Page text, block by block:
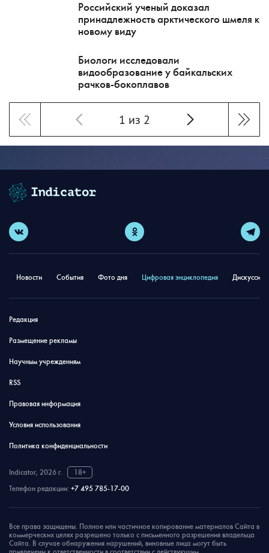
Российский ученый доказал
принадлежность арктического шмеля к
новому виду
Биологи исследовали
видообразование у байкальских
рачков-бокоплавов
1 из 2
Новости События Фото дня Цифровая энциклопедия
Редакция
Размещение рекламы
Научным учреждениям
RSS
Правовая информация
Условия использования
Политика конфиденциальности
Indicator, 2026 г.
18+
Телефон редакции: +7 495 785-17-00
Все права защищены. Полное или частичное копирование материалов Сайта в
коммерческих целях разрешено только с письменного разрешения владельца
Сайта. В случае обнаружения нарушений, виновные лица могут быть